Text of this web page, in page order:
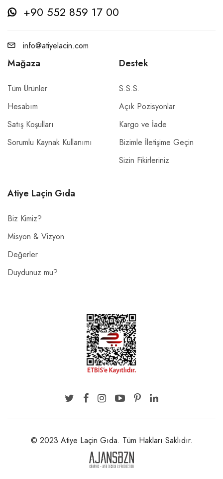
+90 552 859 17 00
info@atiyelacin.com
Mağaza
Tüm Ürünler
Hesabım
Satış Koşulları
Sorumlu Kaynak Kullanımı
Destek
S.S.S.
Açık Pozisyonlar
Kargo ve İade
Bizimle İletişime Geçin
Sizin Fikirleriniz
Atiye Laçin Gıda
Biz Kimiz?
Misyon & Vizyon
Değerler
Duydunuz mu?
© 2023 Atiye Laçin Gıda. Tüm Hakları Saklıdır.